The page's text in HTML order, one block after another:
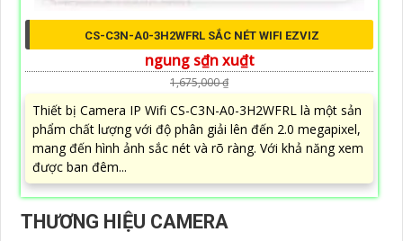
CS-C3N-A0-3H2WFRL SẮC NÉT WIFI EZVIZ
ngung s₫n xu₫t
1,675,000 ₫
Thiết bị Camera IP Wifi CS-C3N-A0-3H2WFRL là một sản
phẩm chất lượng với độ phân giải lên đến 2.0 megapixel,
mang đến hình ảnh sắc nét và rõ ràng. Với khả năng xem
được ban đêm...
THƯƠNG HIỆU CAMERA